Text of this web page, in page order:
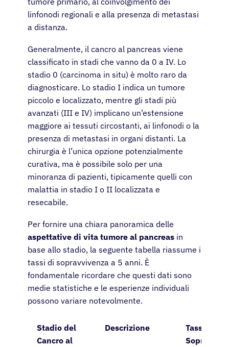
linfonodi regionali e alla presenza di metastasi
a distanza.
Generalmente, il cancro al pancreas viene
classificato in stadi che vanno da 0 a IV. Lo
stadio 0 (carcinoma in situ) è molto raro da
diagnosticare. Lo stadio I indica un tumore
piccolo e localizzato, mentre gli stadi più
avanzati (III e IV) implicano un’estensione
maggiore ai tessuti circostanti, ai linfonodi o la
presenza di metastasi in organi distanti. La
chirurgia è l’unica opzione potenzialmente
curativa, ma è possibile solo per una
minoranza di pazienti, tipicamente quelli con
malattia in stadio I o II localizzata e
resecabile.
Per fornire una chiara panoramica delle
aspettative di vita tumore al pancreas in
base allo stadio, la seguente tabella riassume i
tassi di sopravvivenza a 5 anni. È
fondamentale ricordare che questi dati sono
medie statistiche e le esperienze individuali
possono variare notevolmente.
Stadio del
Cancro al
Descrizione
Tasso di